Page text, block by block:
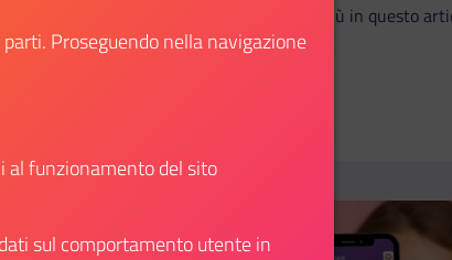
maggiori dettagli su: Bologna, Festival della Cultura
scopri di più in questo
Il link ti porterà ad
Proseguendo nella navigazione
al funzionamento del sito
sul comportamento utente in